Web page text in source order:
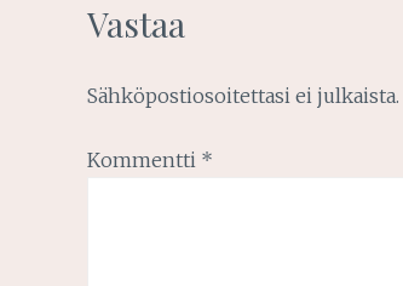
Vastaa
Sähköpostiosoitettasi ei julkaista.
Kommentti *